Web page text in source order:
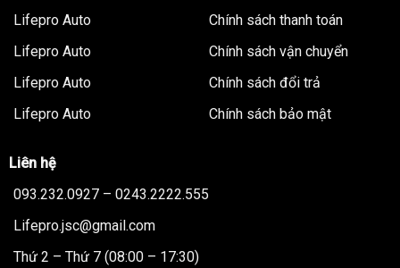
Lifepro Auto
Lifepro Auto
Lifepro Auto
Lifepro Auto
Chính sách thanh toán
Chính sách vận chuyển
Chính sách đổi trả
Chính sách bảo mật
Liên hệ
093.232.0927 – 0243.2222.555
Lifepro.jsc@gmail.com
Thứ 2 – Thứ 7 (08:00 – 17:30)